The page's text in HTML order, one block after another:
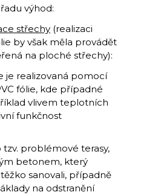
výhod:
střechy (realizaci
by však měla provádět
na ploché střechy):
je realizovaná pomocí
fólie, kde případné
vlivem teplotních
funkčnost
tzv. problémové terasy,
betonem, který
sanovali, případně
na odstranění